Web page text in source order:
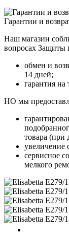
Гарантии и
Наш магазин
вопросах Защиты
обмен и
14 дней;
гарантия на
НО мы
товара (при
увеличение
сервисное
мелкого